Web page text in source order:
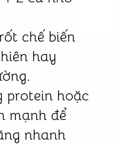
chế biến
hay
protein hoặc
mạnh để
nhanh